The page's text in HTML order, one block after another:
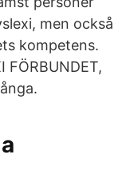
men också
kompetens.
FÖRBUNDET,